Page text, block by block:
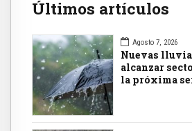
Últimos artículos
Agosto 7, 2026
Nuevas
alcanzar
la próxima